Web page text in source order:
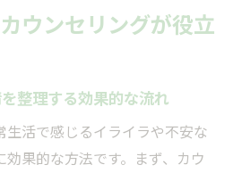
ウンセリングが役立
整理する効果的な流れ
生活で感じるイライラや不安な
果的な方法です。まず、カウ